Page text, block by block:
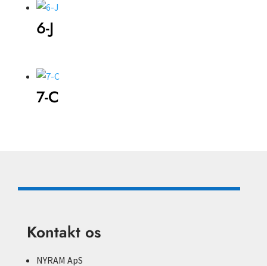
6-J
7-C
Kontakt os
NYRAM ApS